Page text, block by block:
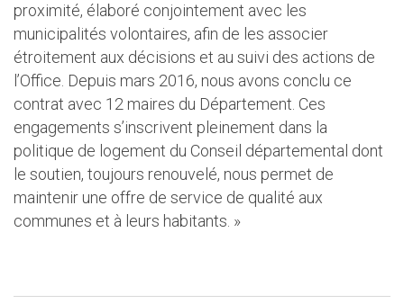
proximité, élaboré conjointement avec les
municipalités volontaires, afin de les associer
étroitement aux décisions et au suivi des actions de
l’Office. Depuis mars 2016, nous avons conclu ce
contrat avec 12 maires du Département. Ces
engagements s’inscrivent pleinement dans la
politique de logement du Conseil départemental dont
le soutien, toujours renouvelé, nous permet de
maintenir une offre de service de qualité aux
communes et à leurs habitants. »